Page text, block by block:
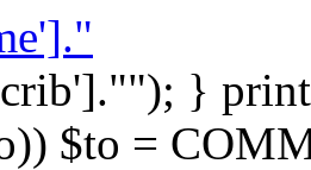
}
$to =